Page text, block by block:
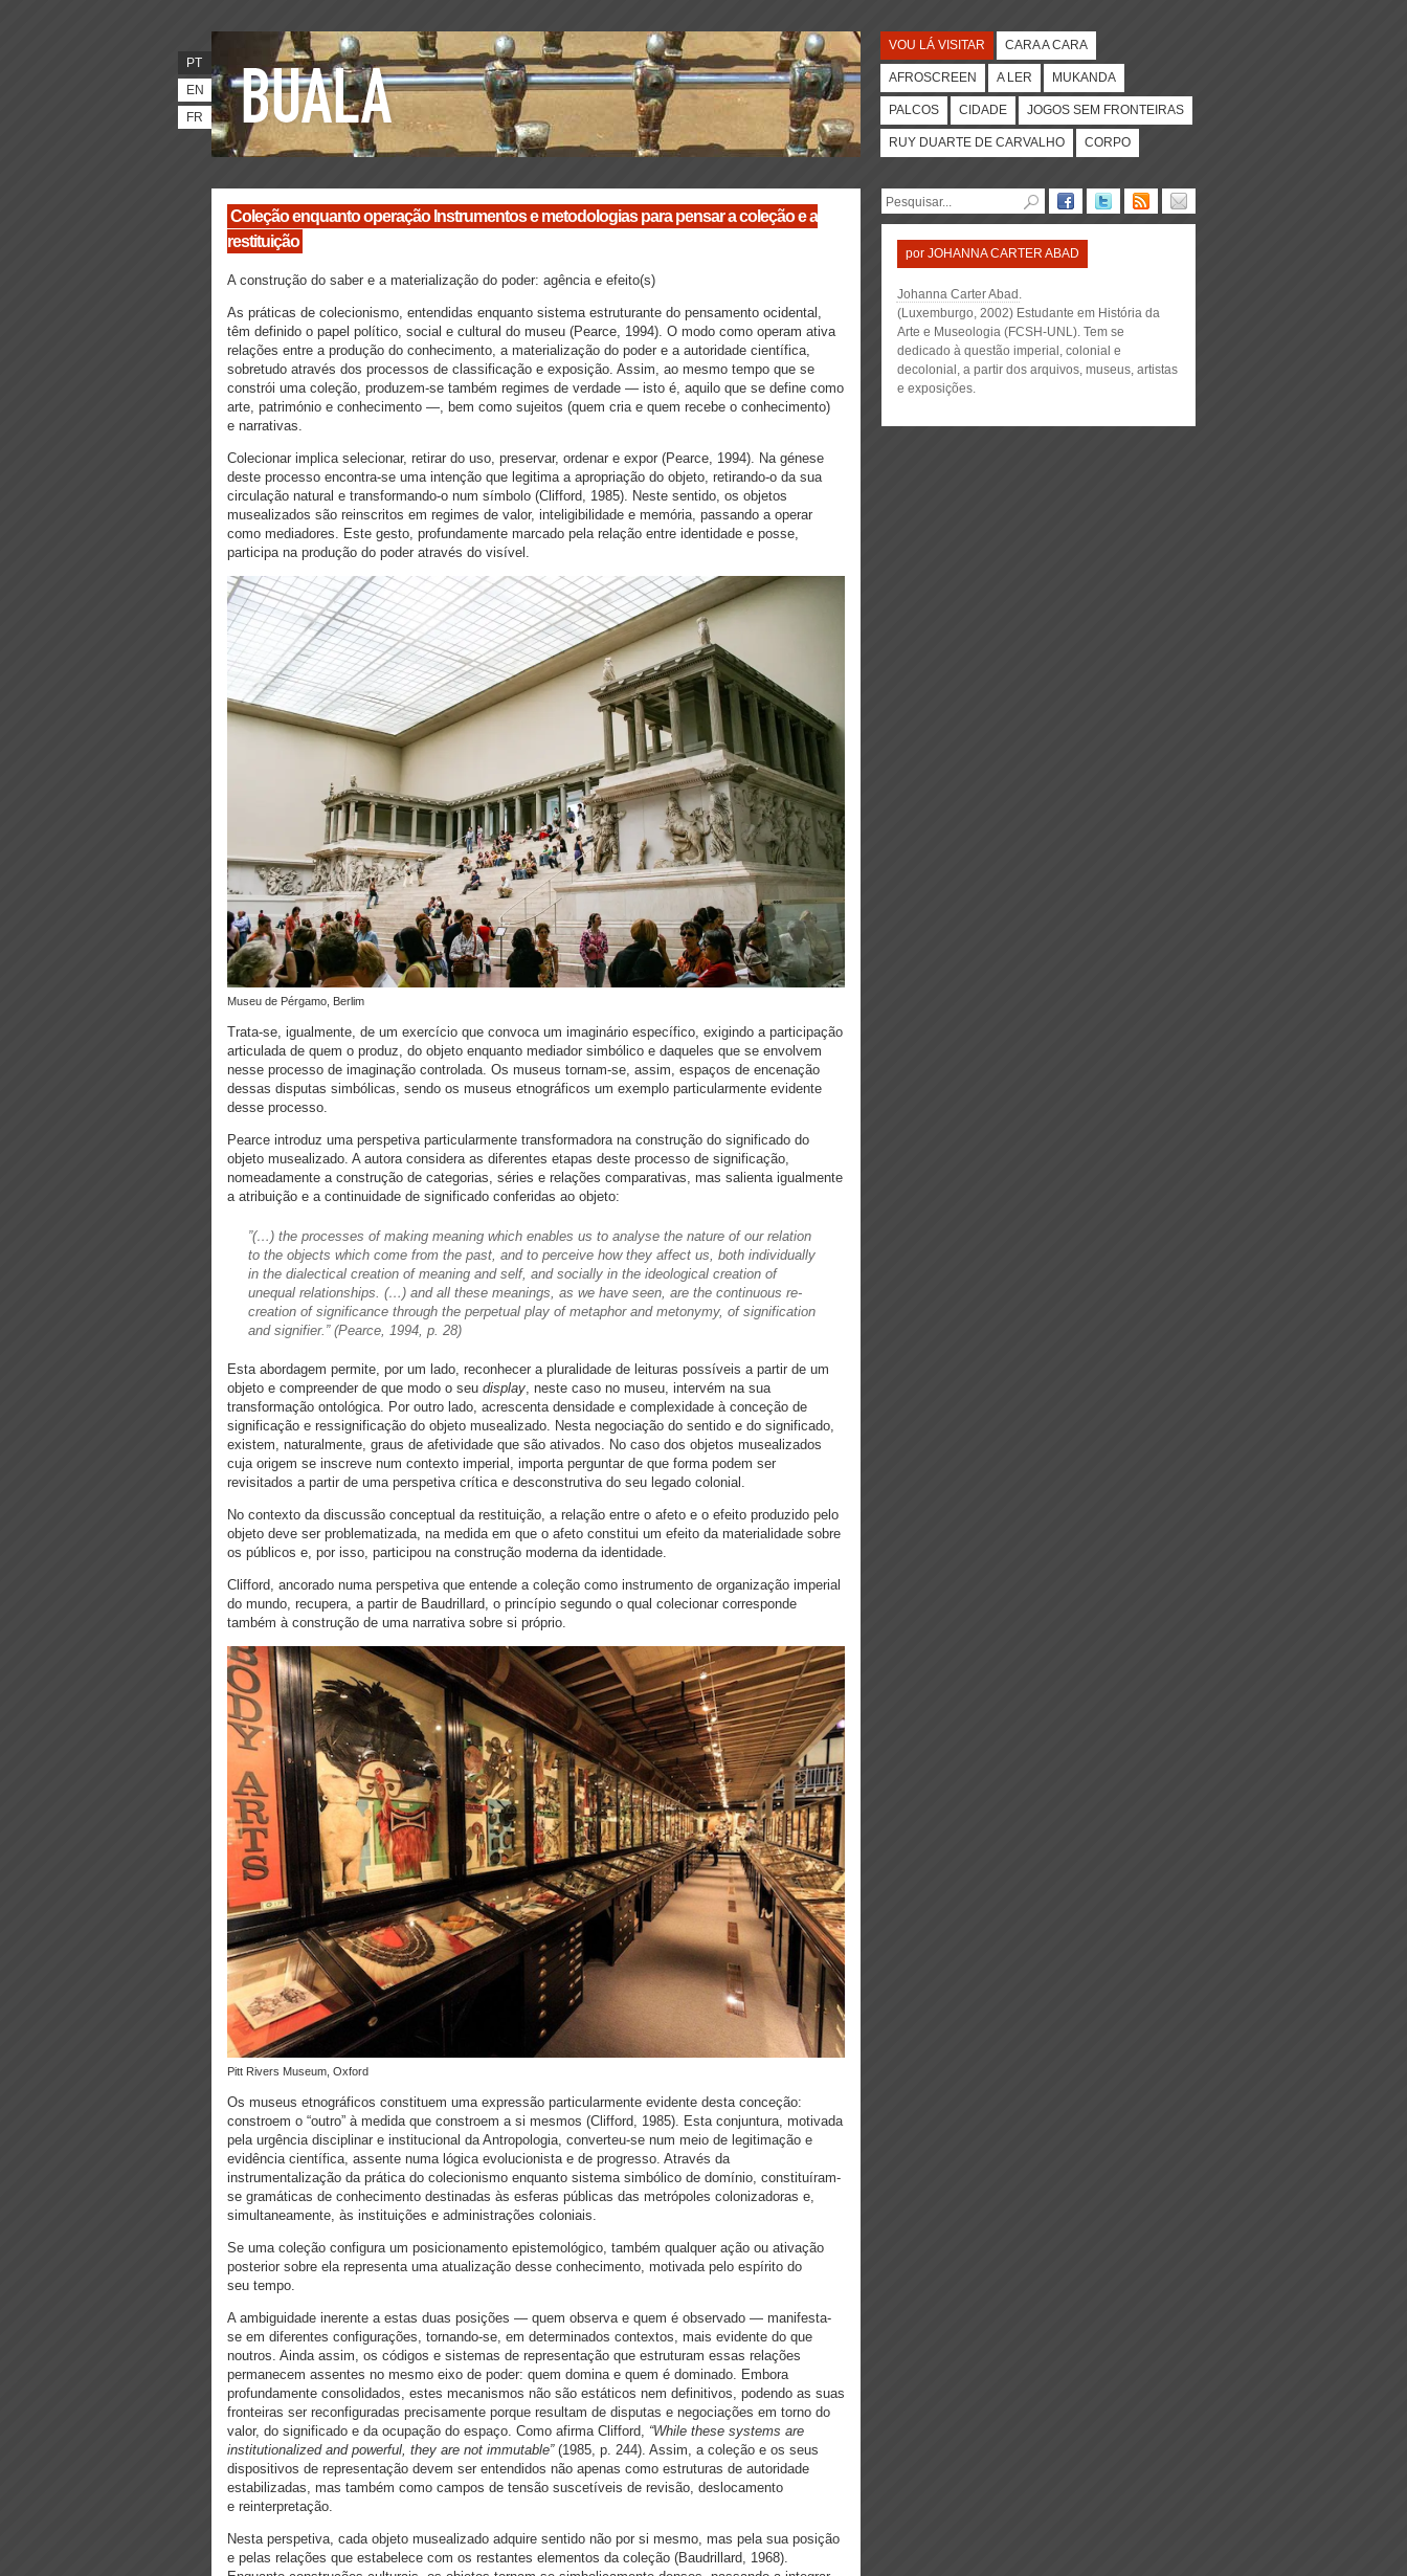
PT
EN
FR
VOU LÁ VISITAR CARA A CARA
AFROSCREEN A LER MUKANDA
PALCOS CIDADE JOGOS SEM FRONTEIRAS
RUY DUARTE DE CARVALHO CORPO
Coleção enquanto operação Instrumentos e metodologias para pensar a coleção e a
restituição
A construção do saber e a materialização do poder: agência e efeito(s)
As práticas de colecionismo, entendidas enquanto sistema estruturante do pensamento ocidental,
têm definido o papel político, social e cultural do museu (Pearce, 1994). O modo como operam ativa
relações entre a produção do conhecimento, a materialização do poder e a autoridade científica,
sobretudo através dos processos de classificação e exposição. Assim, ao mesmo tempo que se
constrói uma coleção, produzem-se também regimes de verdade — isto é, aquilo que se define como
arte, património e conhecimento —, bem como sujeitos (quem cria e quem recebe o conhecimento)
e narrativas.
Colecionar implica selecionar, retirar do uso, preservar, ordenar e expor (Pearce, 1994). Na génese
deste processo encontra-se uma intenção que legitima a apropriação do objeto, retirando-o da sua
circulação natural e transformando-o num símbolo (Clifford, 1985). Neste sentido, os objetos
musealizados são reinscritos em regimes de valor, inteligibilidade e memória, passando a operar
como mediadores. Este gesto, profundamente marcado pela relação entre identidade e posse,
participa na produção do poder através do visível.
Museu de Pérgamo, Berlim
Trata-se, igualmente, de um exercício que convoca um imaginário específico, exigindo a participação
articulada de quem o produz, do objeto enquanto mediador simbólico e daqueles que se envolvem
nesse processo de imaginação controlada. Os museus tornam-se, assim, espaços de encenação
dessas disputas simbólicas, sendo os museus etnográficos um exemplo particularmente evidente
desse processo.
Pearce introduz uma perspetiva particularmente transformadora na construção do significado do
objeto musealizado. A autora considera as diferentes etapas deste processo de significação,
nomeadamente a construção de categorias, séries e relações comparativas, mas salienta igualmente
a atribuição e a continuidade de significado conferidas ao objeto:
”(…) the processes of making meaning which enables us to analyse the nature of our relation
to the objects which come from the past, and to perceive how they affect us, both individually
in the dialectical creation of meaning and self, and socially in the ideological creation of
unequal relationships. (…) and all these meanings, as we have seen, are the continuous re-
creation of significance through the perpetual play of metaphor and metonymy, of signification
and signifier.” (Pearce, 1994, p. 28)
Esta abordagem permite, por um lado, reconhecer a pluralidade de leituras possíveis a partir de um
objeto e compreender de que modo o seu display, neste caso no museu, intervém na sua
transformação ontológica. Por outro lado, acrescenta densidade e complexidade à conceção de
significação e ressignificação do objeto musealizado. Nesta negociação do sentido e do significado,
existem, naturalmente, graus de afetividade que são ativados. No caso dos objetos musealizados
cuja origem se inscreve num contexto imperial, importa perguntar de que forma podem ser
revisitados a partir de uma perspetiva crítica e desconstrutiva do seu legado colonial.
No contexto da discussão conceptual da restituição, a relação entre o afeto e o efeito produzido pelo
objeto deve ser problematizada, na medida em que o afeto constitui um efeito da materialidade sobre
os públicos e, por isso, participou na construção moderna da identidade.
Clifford, ancorado numa perspetiva que entende a coleção como instrumento de organização imperial
do mundo, recupera, a partir de Baudrillard, o princípio segundo o qual colecionar corresponde
também à construção de uma narrativa sobre si próprio.
Pitt Rivers Museum, Oxford
Os museus etnográficos constituem uma expressão particularmente evidente desta conceção:
constroem o “outro” à medida que constroem a si mesmos (Clifford, 1985). Esta conjuntura, motivada
pela urgência disciplinar e institucional da Antropologia, converteu-se num meio de legitimação e
evidência científica, assente numa lógica evolucionista e de progresso. Através da
instrumentalização da prática do colecionismo enquanto sistema simbólico de domínio, constituíram-
se gramáticas de conhecimento destinadas às esferas públicas das metrópoles colonizadoras e,
simultaneamente, às instituições e administrações coloniais.
Se uma coleção configura um posicionamento epistemológico, também qualquer ação ou ativação
posterior sobre ela representa uma atualização desse conhecimento, motivada pelo espírito do
seu tempo.
A ambiguidade inerente a estas duas posições — quem observa e quem é observado — manifesta-
se em diferentes configurações, tornando-se, em determinados contextos, mais evidente do que
noutros. Ainda assim, os códigos e sistemas de representação que estruturam essas relações
permanecem assentes no mesmo eixo de poder: quem domina e quem é dominado. Embora
profundamente consolidados, estes mecanismos não são estáticos nem definitivos, podendo as suas
fronteiras ser reconfiguradas precisamente porque resultam de disputas e negociações em torno do
valor, do significado e da ocupação do espaço. Como afirma Clifford, “While these systems are
institutionalized and powerful, they are not immutable”(1985, p. 244). Assim, a coleção e os seus
dispositivos de representação devem ser entendidos não apenas como estruturas de autoridade
estabilizadas, mas também como campos de tensão suscetíveis de revisão, deslocamento
e reinterpretação.
Nesta perspetiva, cada objeto musealizado adquire sentido não por si mesmo, mas pela sua posição
e pelas relações que estabelece com os restantes elementos da coleção (Baudrillard, 1968).
por JOHANNA CARTER ABAD
Johanna Carter Abad .
(Luxemburgo, 2002) Estudante em História da
Arte e Museologia (FCSH-UNL). Tem se
dedicado à questão imperial, colonial e
decolonial, a partir dos arquivos, museus, artistas
e exposições.